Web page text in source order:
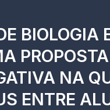
BIOLOGIA
PROPOSTA
NA
ENTRE